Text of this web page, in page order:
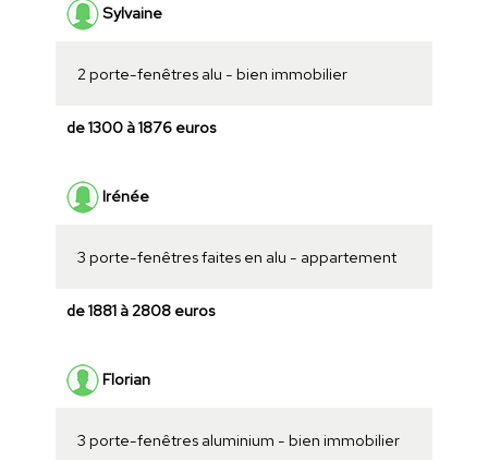
Sylvaine
2 porte-fenêtres alu - bien immobilier
de 1300 à 1876 euros
Irénée
3 porte-fenêtres faites en alu - appartement
de 1881 à 2808 euros
Florian
3 porte-fenêtres aluminium - bien immobilier